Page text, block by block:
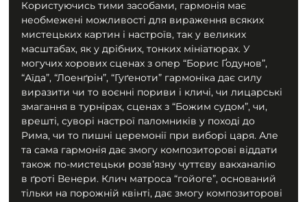
Користуючись тими засобами, гармонія має
необмежені можливості для вираження всяких
мистецьких картин і настроїв, так у великих
масштабах, як у дрібних, тонких мініатюрах. У
могучих хорових сценах з опер “Борис Ґодунов”,
“Аїда”, “Лоенґрін”, “Гуґеноти” гармоніка дає силу
виразити чи то воєнні пориви і кличі, чи лицарські
змагання в турнірах, сценах з “Божим судом”, чи,
врешті, суворі настрої паломників у поході до
Рима, чи то пишні церемонії при виборі царя. Але
та сама гармонія дає змогу композиторові віддати
також по-мистецьки розв’язну чуттєву вакханалію
в ґроті Венери. Клич матроса “гойоге”, оснований
тільки на порожній квінті, дає змогу композиторові